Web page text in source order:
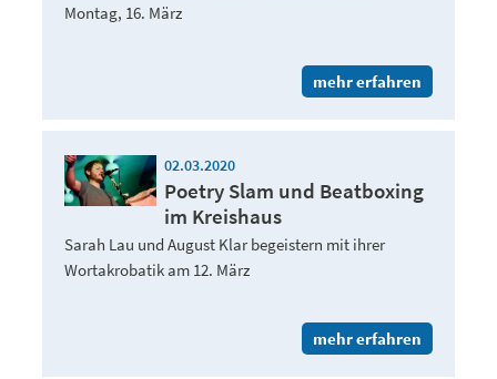
Montag, 16. März
mehr erfahren
02.03.2020
Poetry Slam und Beatboxing
im Kreishaus
Sarah Lau und August Klar begeistern mit ihrer
Wortakrobatik am 12. März
mehr erfahren